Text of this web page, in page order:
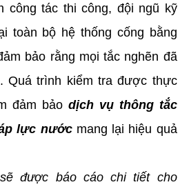
công tác thi công, đội ngũ kỹ
toàn bộ hệ thống cống bằng
bảo rằng mọi tắc nghẽn đã
Quá trình kiểm tra được thực
đảm bảo dịch vụ thông tắc
lực nướcmang lại hiệu quả
được báo cáo chi tiết cho